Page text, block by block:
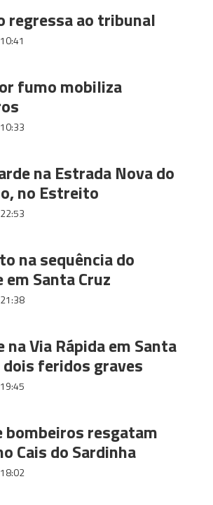
regressa ao tribunal
10:41
fumo mobiliza
10:33
na Estrada Nova do
no Estreito
22:53
na sequência do
Santa Cruz
21:38
na Via Rápida em Santa
dois feridos graves
19:45
bombeiros resgatam
Cais do Sardinha
18:02